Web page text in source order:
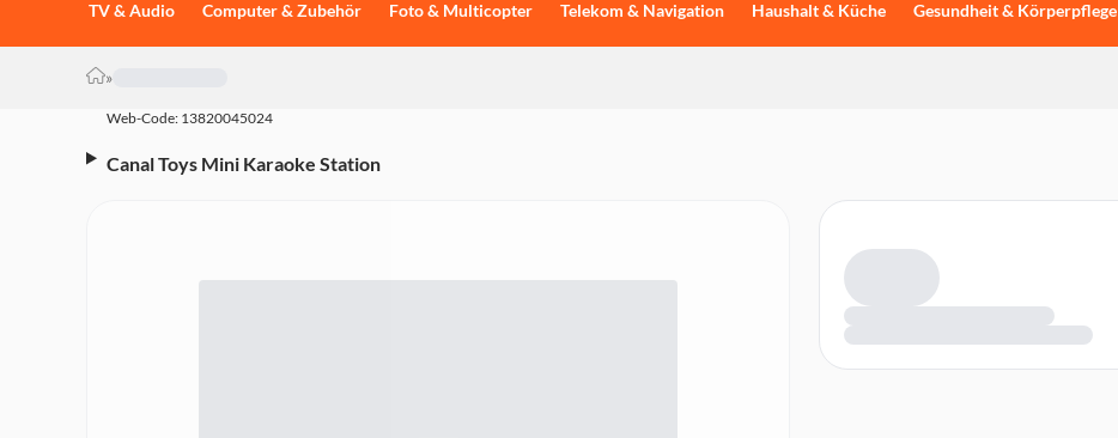
TV & Audio Computer & Zubehör Foto & Multicopter Telekom & Navigation Haushalt & Küche Gesundheit & Körperpflege
»
Web-Code: 13820045024
Canal Toys Mini Karaoke Station